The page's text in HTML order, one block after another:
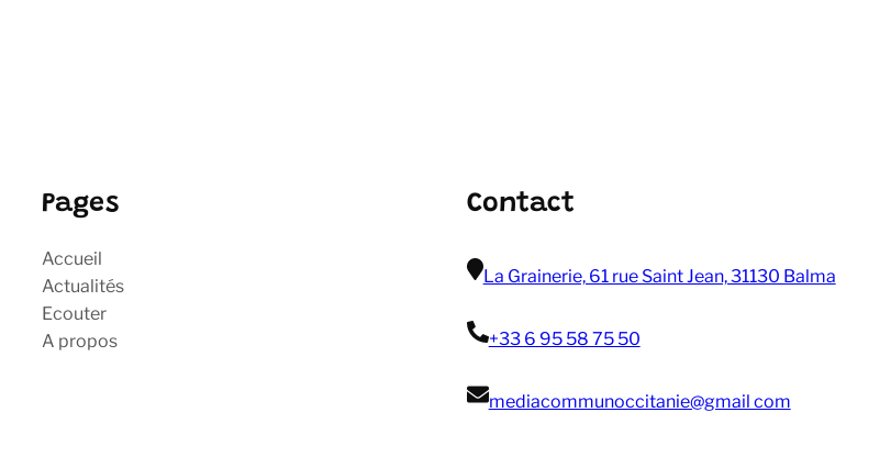
Pages
Accueil
Actualités
Ecouter
A propos
Contact
La Grainerie, 61 rue Saint Jean, 31130 Balma
+33 6 95 58 75 50
mediacommunoccitanie@gmail com